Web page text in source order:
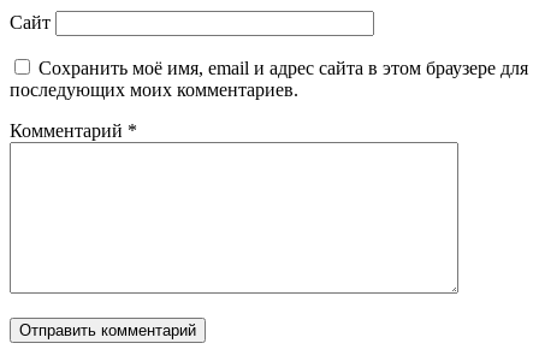
Сайт
Сохранить моё имя, email и адрес сайта в этом браузере для
последующих моих комментариев.
Комментарий *